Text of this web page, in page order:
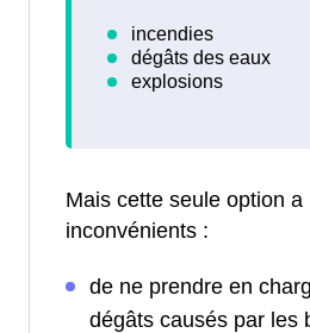
Mais cette seule option a
inconvénients :
de ne prendre en
dégâts causés par les